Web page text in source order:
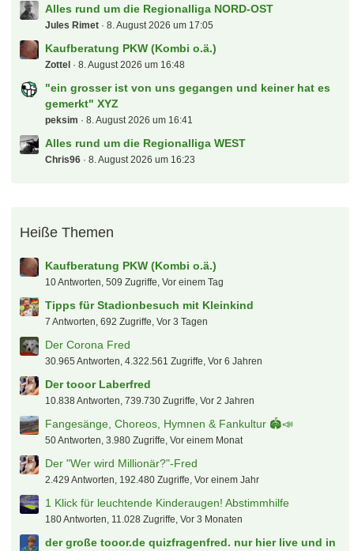
Alles rund um die Regionalliga NORD-OST
Jules Rimet 8. August 2026 um 17:05
Kaufberatung PKW (Kombi o.ä.)
Zottel 8. August 2026 um 16:48
"ein grosser ist von uns gegangen und keiner hat es
gemerkt" XYZ
peksim 8. August 2026 um 16:41
Alles rund um die Regionalliga WEST
Chris96 8. August 2026 um 16:23
Heiße Themen
Kaufberatung PKW (Kombi o.ä.)
10 Antworten, 509 Zugriffe, Vor einem Tag
Tipps für Stadionbesuch mit Kleinkind
7 Antworten, 692 Zugriffe, Vor 3 Tagen
Der Corona Fred
30.965 Antworten, 4.322.561 Zugriffe, Vor 6 Jahren
Der tooor Laberfred
10.838 Antworten, 739.730 Zugriffe, Vor 2 Jahren
Fangesänge, Choreos, Hymnen & Fankultur 🏟️📣
50 Antworten, 3.980 Zugriffe, Vor einem Monat
Der "Wer wird Millionär?"-Fred
2.429 Antworten, 192.480 Zugriffe, Vor einem Jahr
1 Klick für leuchtende Kinderaugen! Abstimmhilfe
180 Antworten, 11.028 Zugriffe, Vor 3 Monaten
der große tooor.de quizfragenfred. nur hier live und in